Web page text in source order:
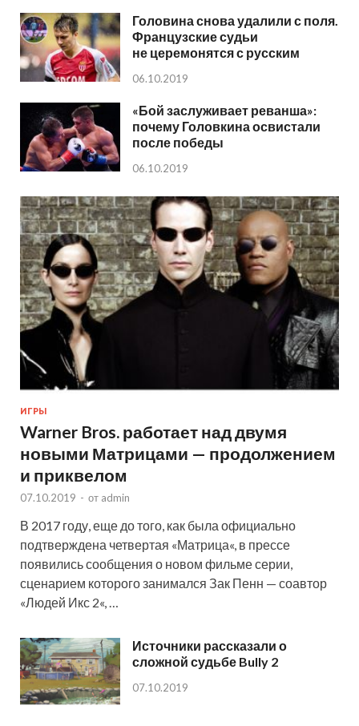
Головина снова удалили с поля.
Французские судьи
не церемонятся с русским
06.10.2019
«Бой заслуживает реванша»:
почему Головкина освистали
после победы
06.10.2019
ИГРЫ
Warner Bros. работает над двумя
новыми Матрицами — продолжением
и приквелом
07.10.2019 - от admin
В 2017 году, еще до того, как была официально
подтверждена четвертая «Матрица«, в прессе
появились сообщения о новом фильме серии,
сценарием которого занимался Зак Пенн — соавтор
«Людей Икс 2«, …
Источники рассказали о
сложной судьбе Bully 2
07.10.2019